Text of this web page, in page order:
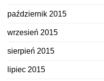
październik 2015
wrzesień 2015
sierpień 2015
lipiec 2015